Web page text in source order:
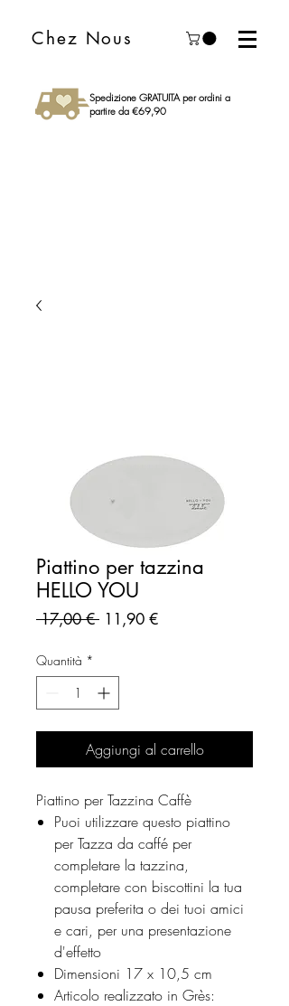
Chez Nous
Spedizione GRATUITA per ordini a
partire da €69,90
Piattino per tazzina
HELLO YOU
17,00 € Prezzo
11,90 €Prezzo
Quantità *
Aggiungi al carrello
Piattino per Tazzina Caffè
Puoi utilizzare questo piattino
per Tazza da caffé per
completare la tazzina,
completare con biscottini la tua
pausa preferita o dei tuoi amici
e cari, per una presentazione
d'effetto
Dimensioni 17 x 10,5 cm
Articolo realizzato in Grès: